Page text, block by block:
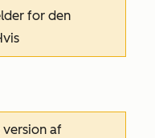
for den
af